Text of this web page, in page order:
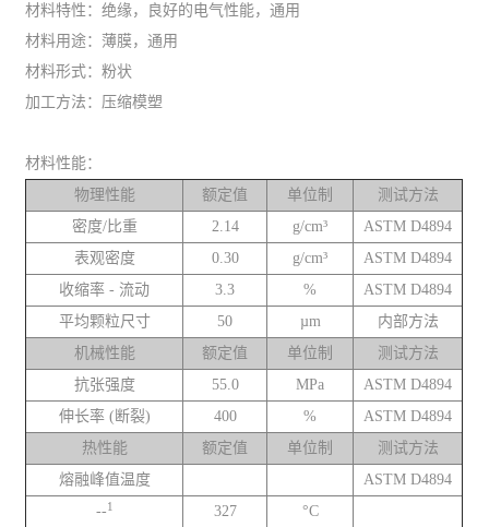
材料特性：绝缘，良好的电气性能，通用
材料用途：薄膜，通用
材料形式：粉状
加工方法：压缩模塑
材料性能：
物理性能
额定值 单位制
测试方法
密度/比重
2.14 g/cm³
ASTM D4894
表观密度
0.30 g/cm³
ASTM D4894
收缩率 - 流动
3.3 %
ASTM D4894
平均颗粒尺寸
50 µm
内部方法
机械性能
额定值 单位制
测试方法
抗张强度
55.0 MPa
ASTM D4894
伸长率 (断裂)
400 %
ASTM D4894
热性能
额定值 单位制
测试方法
熔融峰值温度
ASTM D4894
--1 327 °C